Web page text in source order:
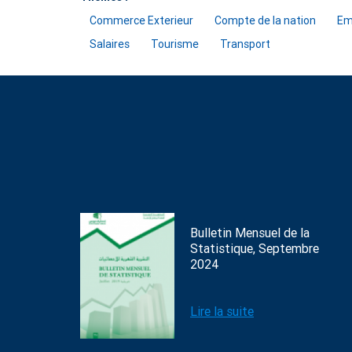
Commerce Exterieur
Compte de la nation
Salaires
Tourisme Transport
Bulletin Mensuel de la
Statistique, Septembre
2024
Lire la suite